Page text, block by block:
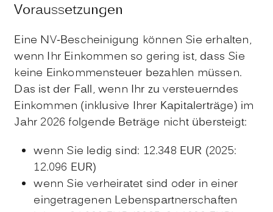
Voraussetzungen
Eine NV-Bescheinigung können Sie erhalten,
wenn Ihr Einkommen so gering ist, dass Sie
keine Einkommensteuer bezahlen müssen.
Das ist der Fall, wenn Ihr zu versteuerndes
Einkommen (inklusive Ihrer Kapitalerträge) im
Jahr 2026 folgende Beträge nicht übersteigt:
wenn Sie ledig sind: 12.348 EUR (2025:
12.096 EUR)
wenn Sie verheiratet sind oder in einer
eingetragenen Lebenspartnerschaften